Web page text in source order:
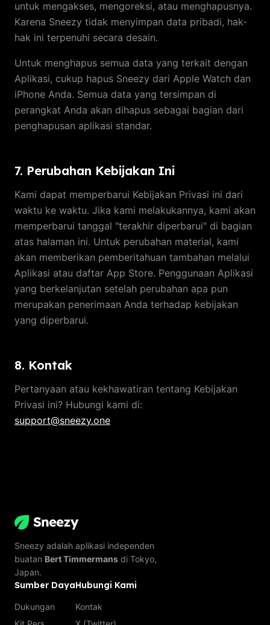
untuk mengakses, mengoreksi, atau menghapusnya.
Karena Sneezy tidak menyimpan data pribadi, hak-
hak ini terpenuhi secara desain.
Untuk menghapus semua data yang terkait dengan
Aplikasi, cukup hapus Sneezy dari Apple Watch dan
iPhone Anda. Semua data yang tersimpan di
perangkat Anda akan dihapus sebagai bagian dari
penghapusan aplikasi standar.
7. Perubahan Kebijakan Ini
Kami dapat memperbarui Kebijakan Privasi ini dari
waktu ke waktu. Jika kami melakukannya, kami akan
memperbarui tanggal "terakhir diperbarui" di bagian
atas halaman ini. Untuk perubahan material, kami
akan memberikan pemberitahuan tambahan melalui
Aplikasi atau daftar App Store. Penggunaan Aplikasi
yang berkelanjutan setelah perubahan apa pun
merupakan penerimaan Anda terhadap kebijakan
yang diperbarui.
8. Kontak
Pertanyaan atau kekhawatiran tentang Kebijakan
Privasi ini? Hubungi kami di:
support@sneezy.one
Sneezy adalah aplikasi independen
buatan Bert Timmermans di Tokyo,
Japan.
Sumber Daya
Dukungan
Hubungi Kami
Kontak